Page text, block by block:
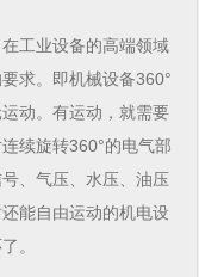
工业设备的高端领域
求。即机械设备360°
动。有运动，就需要
续旋转360°的电气部
、气压、水压、油压
能自由运动的机电设
。